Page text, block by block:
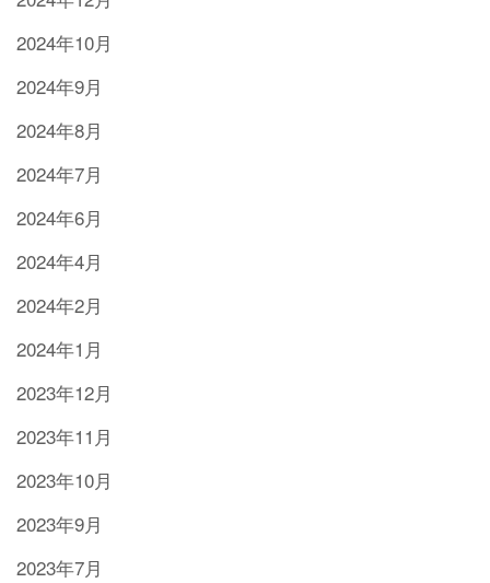
2024年10月
2024年9月
2024年8月
2024年7月
2024年6月
2024年4月
2024年2月
2024年1月
2023年12月
2023年11月
2023年10月
2023年9月
2023年7月